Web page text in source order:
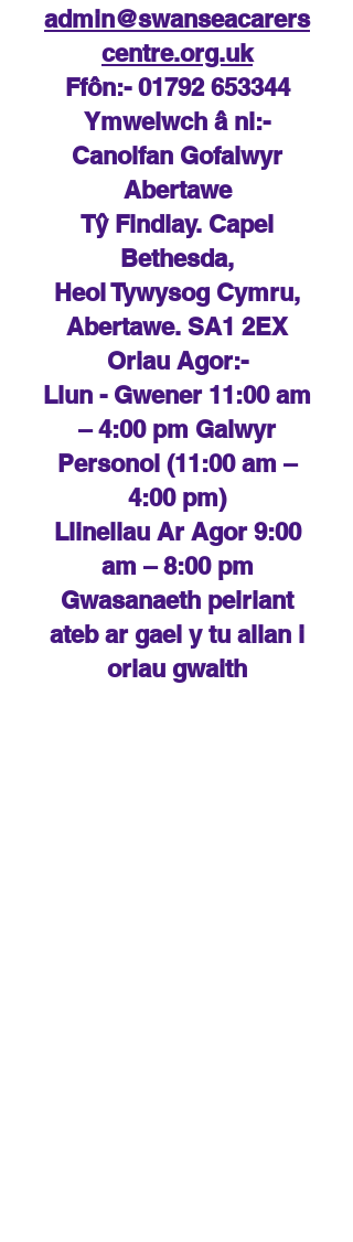
admin@swanseacarers
centre.org.uk
Ffôn:- 01792 653344
Ymwelwch â ni:-
Canolfan Gofalwyr
Abertawe
Tŷ Findlay. Capel
Bethesda,
Heol Tywysog Cymru,
Abertawe. SA1 2EX
Oriau Agor:-
Llun - Gwener 11:00 am
– 4:00 pm Galwyr
Personol (11:00 am –
4:00 pm)
Llinellau Ar Agor 9:00
am – 8:00 pm
Gwasanaeth peiriant
ateb ar gael y tu allan i
oriau gwaith